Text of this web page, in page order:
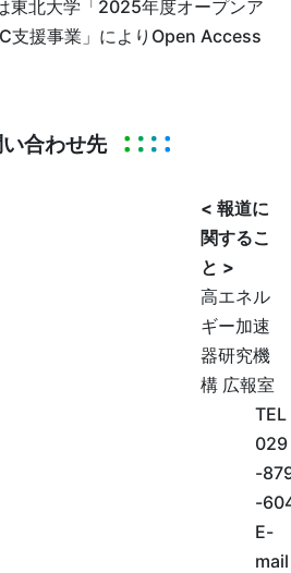
東北大学「2025年度オープンア
支援事業」によりOpen Access
い合わせ先
< 報道に
関するこ
と >
高エネル
ギー加速
器研究機
構 広報室
TEL
029
-
-
E-
mail